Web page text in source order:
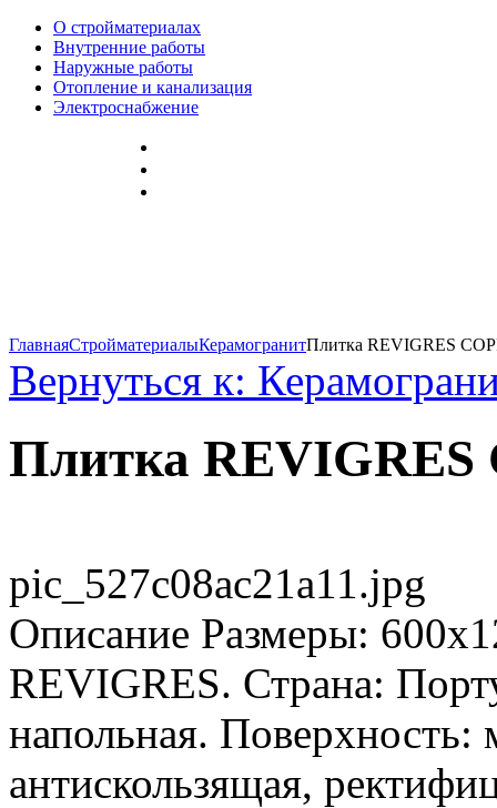
О стройматериалах
Внутренние работы
Наружные работы
Отопление и канализация
Электроснабжение
ГлавнаяСтройматериалыКерамогранитПлитка REVIGRES
Вернуться к:
Плитка REVIGRES
pic_527c08ac21a11.jpg
Описание Размеры:
REVIGRES. Страна:
напольная. Поверхность:
антискользящая,